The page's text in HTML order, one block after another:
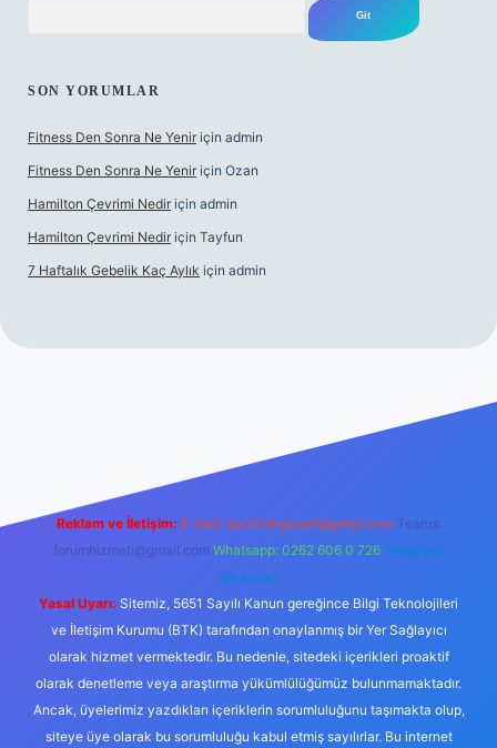
SON YORUMLAR
Fitness Den Sonra Ne Yenir için admin
Fitness Den Sonra Ne Yenir için Ozan
Hamilton Çevrimi Nedir için admin
Hamilton Çevrimi Nedir için Tayfun
7 Haftalık Gebelik Kaç Aylık için admin
Reklam ve İletişim: E-mail: backlinkpaneli@gmail.com Teams:
forumhizmeti@gmail.com Whatsapp: 0262 606 0 726 Telegram:
@karabul
Yasal Uyarı: Sitemiz, 5651 Sayılı Kanun gereğince Bilgi Teknolojileri
ve İletişim Kurumu (BTK) tarafından onaylanmış bir Yer Sağlayıcı
olarak hizmet vermektedir. Bu nedenle, sitedeki içerikleri proaktif
olarak denetleme veya araştırma yükümlülüğümüz bulunmamaktadır.
Ancak, üyelerimiz yazdıkları içeriklerin sorumluluğunu taşımakta olup,
siteye üye olarak bu sorumluluğu kabul etmiş sayılırlar. Bu internet